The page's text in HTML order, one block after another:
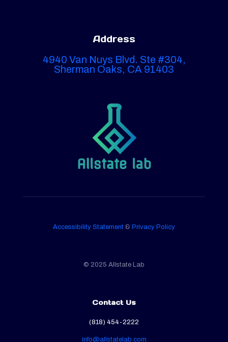
Address
4940 Van Nuys Blvd. Ste #304,
Sherman Oaks, CA 91403
Accessibility Statement & Privacy Policy
© 2025 Allstate Lab
Contact Us
(818) 454-2222
info@allstatelab.com